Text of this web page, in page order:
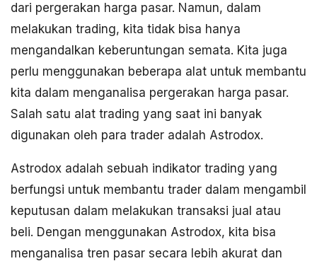
dari pergerakan harga pasar. Namun, dalam
melakukan trading, kita tidak bisa hanya
mengandalkan keberuntungan semata. Kita juga
perlu menggunakan beberapa alat untuk membantu
kita dalam menganalisa pergerakan harga pasar.
Salah satu alat trading yang saat ini banyak
digunakan oleh para trader adalah Astrodox.
Astrodox adalah sebuah indikator trading yang
berfungsi untuk membantu trader dalam mengambil
keputusan dalam melakukan transaksi jual atau
beli. Dengan menggunakan Astrodox, kita bisa
menganalisa tren pasar secara lebih akurat dan